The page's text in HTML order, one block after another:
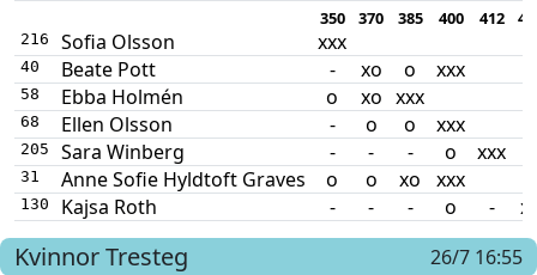
350 370 385 400 412
216 Sofia Olsson xxx
40 Beate Pott - xo o xxx
58 Ebba Holmén o xo xxx
68 Ellen Olsson - o o xxx
205 Sara Winberg - - - o xxx
31 Anne Sofie Hyldtoft Graves o o xo xxx
130 Kajsa Roth - - - o -
KvinnorTresteg
26/7 16:55